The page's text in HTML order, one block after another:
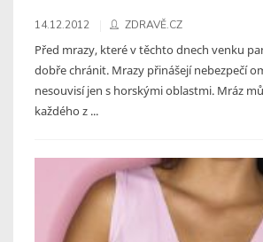
14.12.2012 ZDRAVĚ.CZ
Před mrazy, které v těchto dnech venku
dobře chránit. Mrazy přinášejí nebezpečí
nesouvisí jen s horskými oblastmi. Mráz
každého z ...